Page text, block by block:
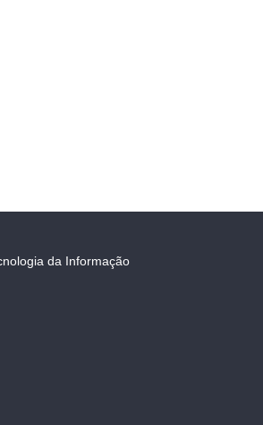
da Informação